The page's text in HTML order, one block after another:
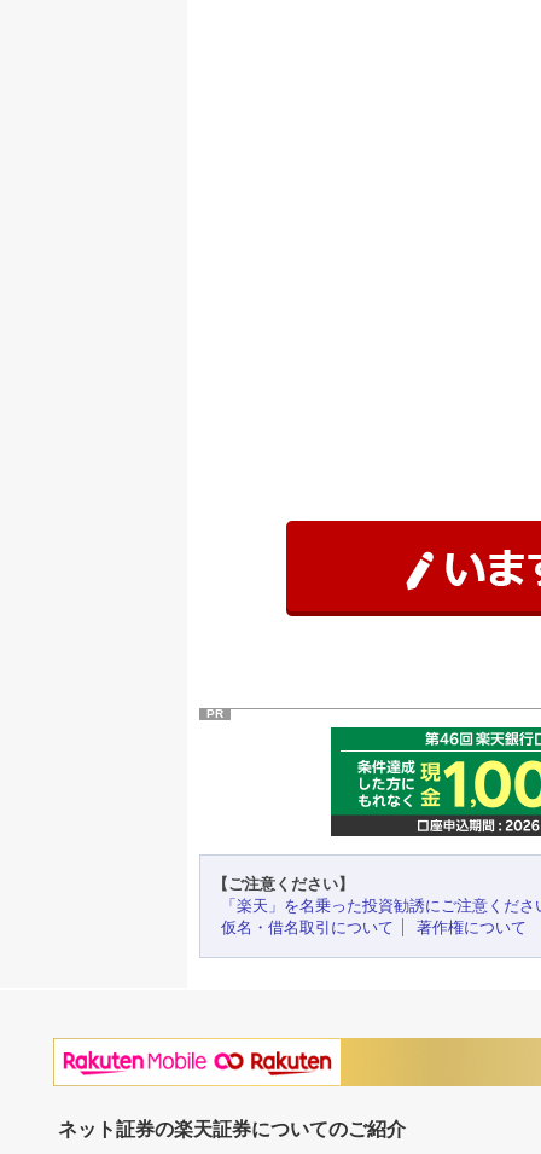
PR
【ご注意ください】
「楽天」を名乗った投資勧誘にご注意くださ
仮名・借名取引について
著作権について
ネット証券の楽天証券についてのご紹介